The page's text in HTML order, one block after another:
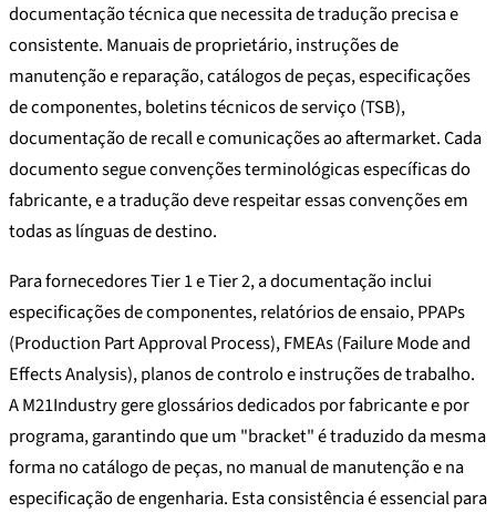
documentação técnica que necessita de tradução precisa e
consistente. Manuais de proprietário, instruções de
manutenção e reparação, catálogos de peças, especificações
de componentes, boletins técnicos de serviço (TSB),
documentação de recall e comunicações ao aftermarket. Cada
documento segue convenções terminológicas específicas do
fabricante, e a tradução deve respeitar essas convenções em
todas as línguas de destino.
Para fornecedores Tier 1 e Tier 2, a documentação inclui
especificações de componentes, relatórios de ensaio, PPAPs
(Production Part Approval Process), FMEAs (Failure Mode and
Effects Analysis), planos de controlo e instruções de trabalho.
A M21Industry gere glossários dedicados por fabricante e por
programa, garantindo que um "bracket" é traduzido da mesma
forma no catálogo de peças, no manual de manutenção e na
especificação de engenharia. Esta consistência é essencial para